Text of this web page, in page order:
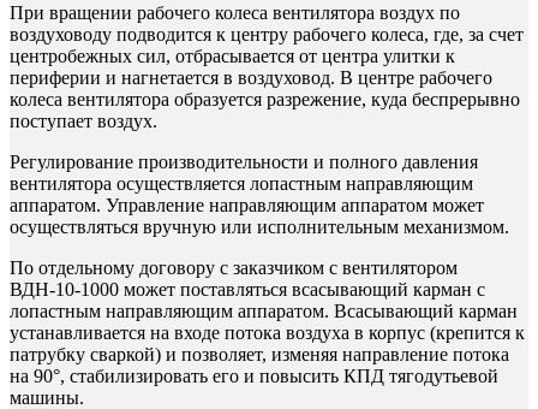
При вращении рабочего колеса вентилятора воздух по
воздуховоду подводится к центру рабочего колеса, где, за счет
центробежных сил, отбрасывается от центра улитки к
периферии и нагнетается в воздуховод. В центре рабочего
колеса вентилятора образуется разрежение, куда беспрерывно
поступает воздух.
Регулирование производительности и полного давления
вентилятора осуществляется лопастным направляющим
аппаратом. Управление направляющим аппаратом может
осуществляться вручную или исполнительным механизмом.
По отдельному договору с заказчиком с вентилятором
ВДН-10-1000 может поставляться всасывающий карман с
лопастным направляющим аппаратом. Всасывающий карман
устанавливается на входе потока воздуха в корпус (крепится к
патрубку сваркой) и позволяет, изменяя направление потока
на 90°, стабилизировать его и повысить КПД тягодутьевой
машины.